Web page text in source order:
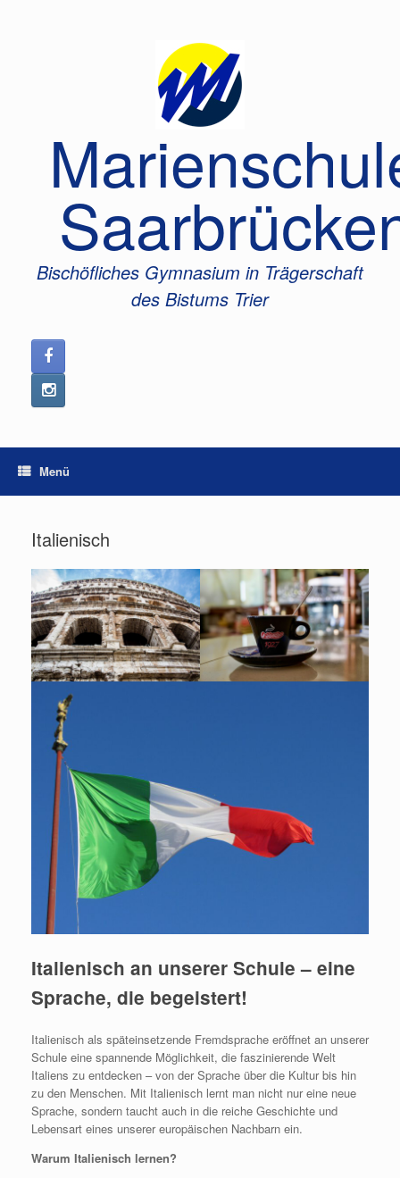
Bischöfliches Gymnasium in Trägerschaft
des Bistums Trier
Menü
Italienisch
Italienisch an unserer Schule – eine
Sprache, die begeistert!
Italienisch als späteinsetzende Fremdsprache eröffnet an unserer
Schule eine spannende Möglichkeit, die faszinierende Welt
Italiens zu entdecken – von der Sprache über die Kultur bis hin
zu den Menschen. Mit Italienisch lernt man nicht nur eine neue
Sprache, sondern taucht auch in die reiche Geschichte und
Lebensart eines unserer europäischen Nachbarn ein.
Warum Italienisch lernen?